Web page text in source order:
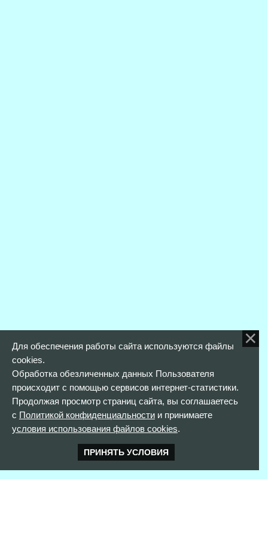
Для обеспечения работы сайта используются файлы
cookies.
Обработка обезличенных данных Пользователя
происходит с помощью сервисов интернет-статистики.
Продолжая просмотр страниц сайта, вы соглашаетесь
с Политикой конфиденциальностии принимаете
условия использования файлов cookies.
ПРИНЯТЬ УСЛОВИЯ